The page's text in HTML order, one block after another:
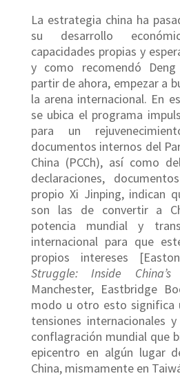
La estrategia china ha
su desarrollo
capacidades propias y
y como recomendó
partir de ahora, empezar a
la arena internacional. En
se ubica el programa
para un
documentos internos del
China (PCCh), así como
declaraciones,
propio Xi Jinping, indican
son las de convertir a
potencia mundial y
internacional para que
propios intereses
Struggle: Inside
Manchester, Eastbridge
modo u otro esto significa
tensiones internacionales
conflagración mundial que
epicentro en algún lugar
China, mismamente en